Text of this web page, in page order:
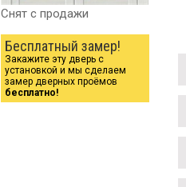
Снят с продажи
Бесплатный замер!
Закажите эту дверь с
установкой и мы сделаем
замер дверных проёмов
бесплатно!